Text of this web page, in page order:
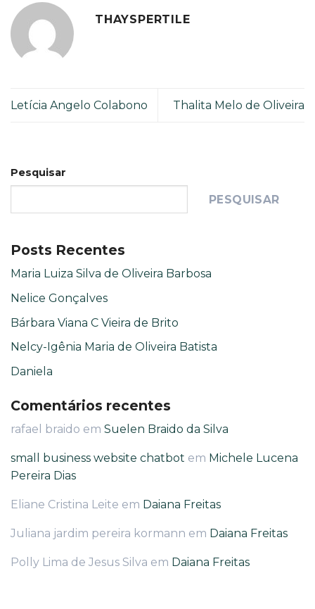
THAYSPERTILE
Letícia Angelo Colabono Thalita Melo de Oliveira
Pesquisar
PESQUISAR
Posts Recentes
Maria Luiza Silva de Oliveira Barbosa
Nelice Gonçalves
Bárbara Viana C Vieira de Brito
Nelcy-Igênia Maria de Oliveira Batista
Daniela
Comentários recentes
rafael braido em Suelen Braido da Silva
small business website chatbot em Michele Lucena
Pereira Dias
Eliane Cristina Leite em Daiana Freitas
Juliana jardim pereira kormann em Daiana Freitas
Polly Lima de Jesus Silva em Daiana Freitas